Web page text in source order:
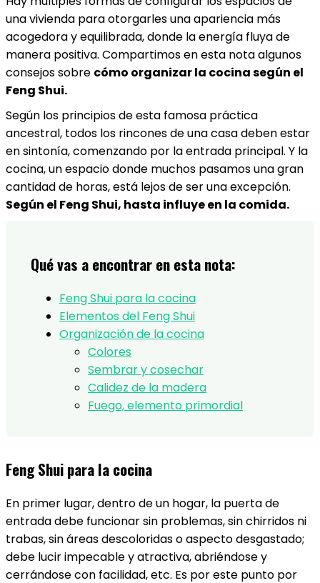
una vivienda para otorgarles una apariencia más
acogedora y equilibrada, donde la energía fluya de
manera positiva. Compartimos en esta nota algunos
consejos sobre cómo organizar la cocina según el
Feng Shui.
Según los principios de esta famosa práctica
ancestral, todos los rincones de una casa deben estar
en sintonía, comenzando por la entrada principal. Y la
cocina, un espacio donde muchos pasamos una gran
cantidad de horas, está lejos de ser una excepción.
Según el Feng Shui, hasta influye en la comida.
Qué vas a encontrar en esta nota:
Feng Shui para la cocina
Elementos del Feng Shui
Organización de la cocina
Colores
Sembrar y cosechar
Calidez de la madera
Fuego, elemento primordial
Feng Shui para la cocina
En primer lugar, dentro de un hogar, la puerta de
entrada debe funcionar sin problemas, sin chirridos ni
trabas, sin áreas descoloridas o aspecto desgastado;
debe lucir impecable y atractiva, abriéndose y
cerrándose con facilidad, etc. Es por este punto por